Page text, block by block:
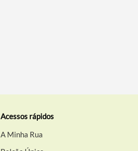
Acessos rápidos
A Minha Rua